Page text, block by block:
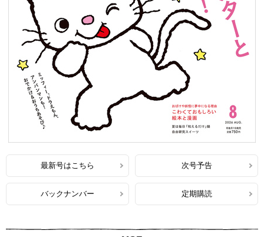
最新号はこちら 次号予告
バックナンバー 定期購読